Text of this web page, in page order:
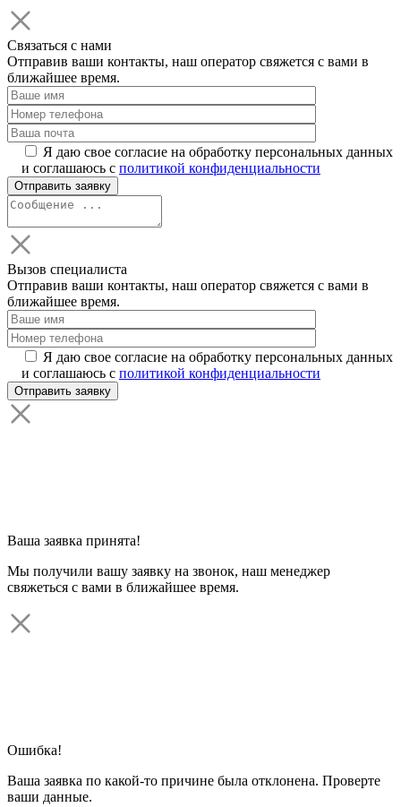
Связаться с нами
Отправив ваши контакты, наш оператор свяжется с вами в
ближайшее время.
Я даю свое согласие на обработку персональных данных
и соглашаюсь с политикой конфиденциальности
Вызов специалиста
Отправив ваши контакты, наш оператор свяжется с вами в
ближайшее время.
Я даю свое согласие на обработку персональных данных
и соглашаюсь с политикой конфиденциальности
Ваша заявка принята!
Мы получили вашу заявку на звонок, наш менеджер
свяжеться с вами в ближайшее время.
Ошибка!
Ваша заявка по какой-то причине была отклонена. Проверте
ваши данные.